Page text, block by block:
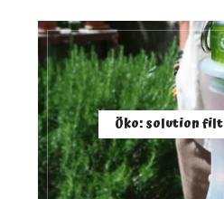
Öko: solution